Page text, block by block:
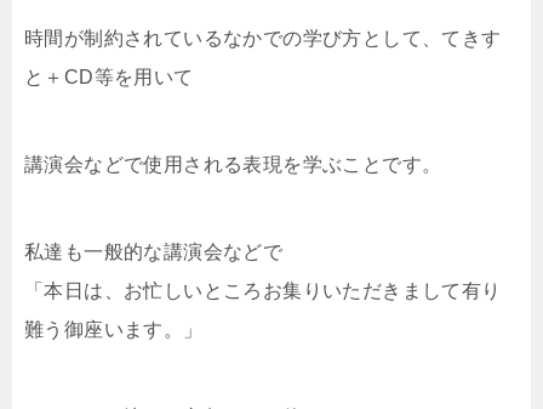
時間が制約されているなかでの学び方として、てきす
と＋CD等を用いて
講演会などで使用される表現を学ぶことです。
私達も一般的な講演会などで
「本日は、お忙しいところお集りいただきまして有り
難う御座います。」